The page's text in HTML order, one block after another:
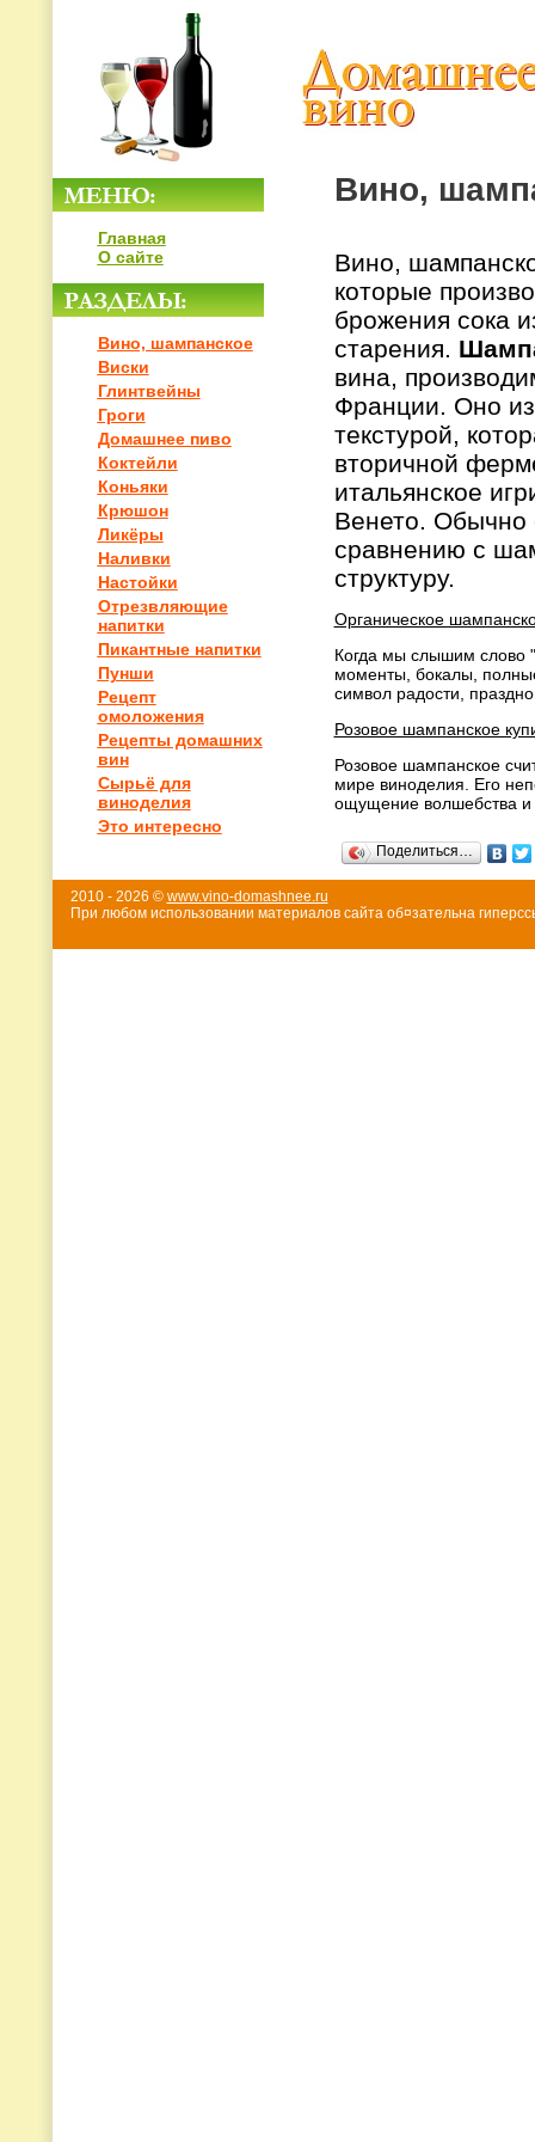
Главная
О сайте
Вино, шампанское
Виски
Глинтвейны
Гроги
Домашнее пиво
Коктейли
Коньяки
Крюшон
Ликёры
Наливки
Настойки
Отрезвляющие
напитки
Пикантные напитки
Пунши
Рецепт
омоложения
Рецепты домашних
вин
Сырьё для
виноделия
Это интересно
Вино,
Вино,
которые
брожения сока
старения.
вина,
Франции. Оно
текстурой,
вторичной
итальянское
Венето. Обычно
сравнению с
структуру.
Органическое
Когда мы слышим слово
моменты, бокалы,
символ радости,
Розовое шампанское
Розовое шампанское
мире виноделия. Его
ощущение волшебства и
Поделиться…
2010 - 2026 © www.vino-domashnee.ru
При любом использовании материалов сайта об¤зательна